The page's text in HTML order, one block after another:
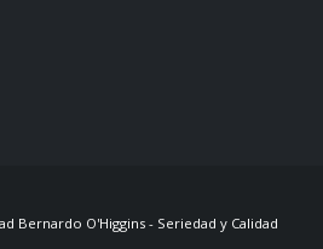
Bernardo O'Higgins - Seriedad y Calidad